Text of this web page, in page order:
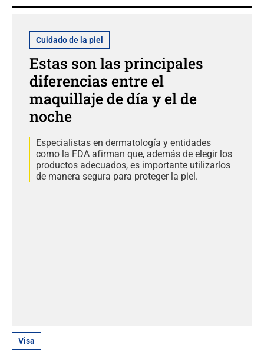
Cuidado de la piel
Estas son las principales
diferencias entre el
maquillaje de día y el de
noche
Especialistas en dermatología y entidades
como la FDA afirman que, además de elegir los
productos adecuados, es importante utilizarlos
de manera segura para proteger la piel.
Visa